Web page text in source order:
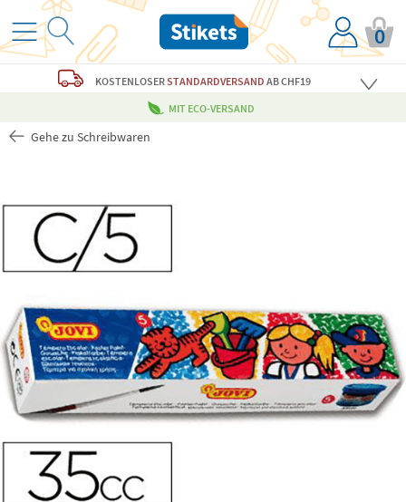
0
KOSTENLOSERSTANDARDVERSAND AB CHF19
MIT ECO-VERSAND
Gehe zu Schreibwaren